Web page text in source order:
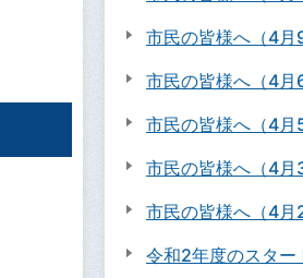
市民の皆様へ（4月9
市民の皆様へ（4月6
市民の皆様へ（4月5
市民の皆様へ（4月3
市民の皆様へ（4月2
令和2年度のスター